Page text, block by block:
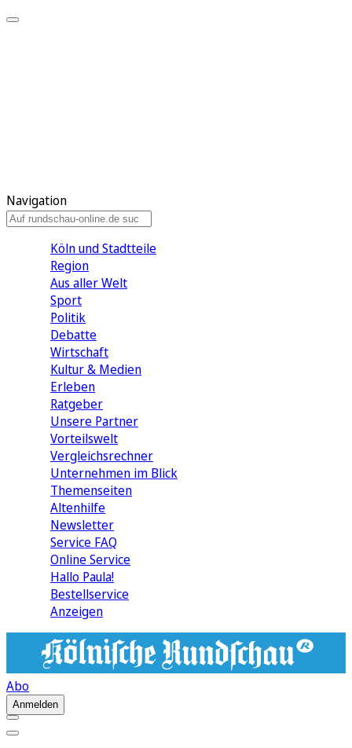
Navigation
Köln und Stadtteile
Region
Aus aller Welt
Sport
Politik
Debatte
Wirtschaft
Kultur & Medien
Erleben
Ratgeber
Unsere Partner
Vorteilswelt
Vergleichsrechner
Unternehmen im Blick
Themenseiten
Altenhilfe
Newsletter
Service FAQ
Online Service
Hallo Paula!
Bestellservice
Anzeigen
Abo
Anmelden